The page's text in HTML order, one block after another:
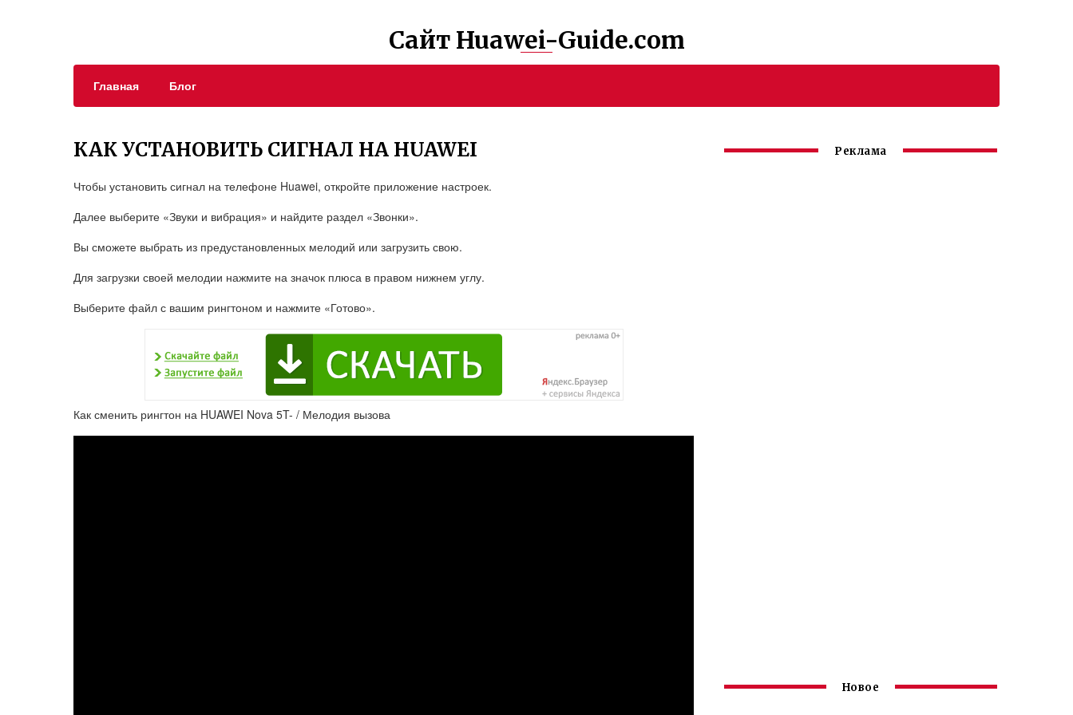
Сайт Huawei-Guide.com
Главная Блог
КАК УСТАНОВИТЬ СИГНАЛ НА HUAWEI
Чтобы установить сигнал на телефоне Huawei, откройте приложение настроек.
Далее выберите «Звуки и вибрация» и найдите раздел «Звонки».
Вы сможете выбрать из предустановленных мелодий или загрузить свою.
Для загрузки своей мелодии нажмите на значок плюса в правом нижнем углу.
Выберите файл с вашим рингтоном и нажмите «Готово».
Как сменить рингтон на HUAWEI Nova 5T- / Мелодия вызова
Реклама
Новое